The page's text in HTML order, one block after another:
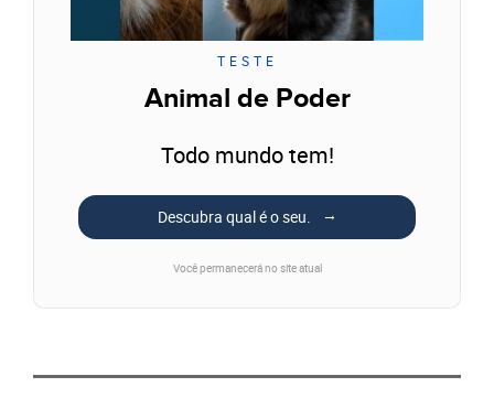
TESTE
Animal de Poder
Todo mundo tem!
Descubra qual é o seu.
Você permanecerá no site atual